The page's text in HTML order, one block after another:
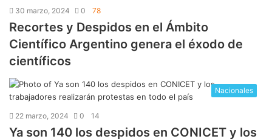
30 marzo, 2024 0 78
Recortes y Despidos en el Ámbito
Científico Argentino genera el éxodo de
científicos
Nacionales
22 marzo, 2024 0 14
Ya son 140 los despidos en CONICET y los